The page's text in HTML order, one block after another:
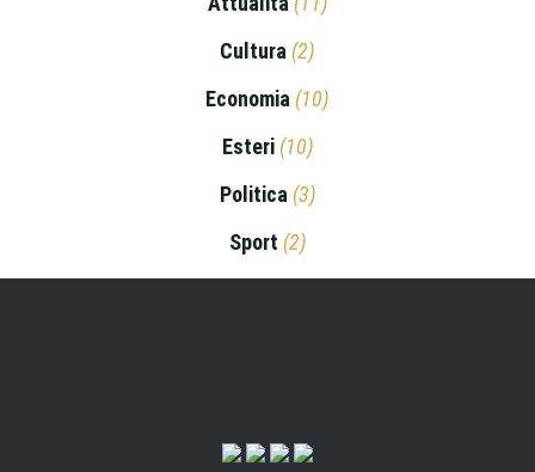
Cultura (2)
Economia (10)
Esteri(10)
Politica (3)
Sport (2)